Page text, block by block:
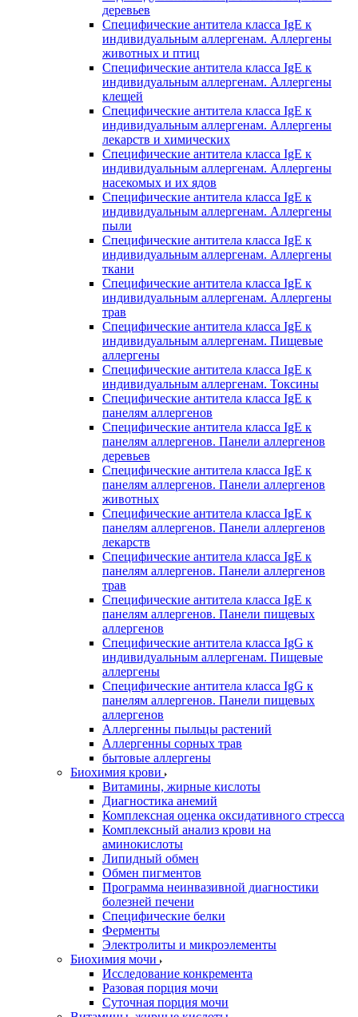
деревьев
Специфические антитела класса IgE к
индивидуальным аллергенам. Аллергены
животных и птиц
Специфические антитела класса IgE к
индивидуальным аллергенам. Аллергены
клещей
Специфические антитела класса IgE к
индивидуальным аллергенам. Аллергены
лекарств и химических
Специфические антитела класса IgE к
индивидуальным аллергенам. Аллергены
насекомых и их ядов
Специфические антитела класса IgE к
индивидуальным аллергенам. Аллергены
пыли
Специфические антитела класса IgE к
индивидуальным аллергенам. Аллергены
ткани
Специфические антитела класса IgE к
индивидуальным аллергенам. Аллергены
трав
Специфические антитела класса IgE к
индивидуальным аллергенам. Пищевые
аллергены
Специфические антитела класса IgE к
индивидуальным аллергенам. Токсины
Специфические антитела класса IgE к
панелям аллергенов
Специфические антитела класса IgE к
панелям аллергенов. Панели аллергенов
деревьев
Специфические антитела класса IgE к
панелям аллергенов. Панели аллергенов
животных
Специфические антитела класса IgE к
панелям аллергенов. Панели аллергенов
лекарств
Специфические антитела класса IgE к
панелям аллергенов. Панели аллергенов
трав
Специфические антитела класса IgE к
панелям аллергенов. Панели пищевых
аллергенов
Специфические антитела класса IgG к
индивидуальным аллергенам. Пищевые
аллергены
Специфические антитела класса IgG к
панелям аллергенов. Панели пищевых
аллергенов
Аллергенны пыльцы растений
Аллергенны сорных трав
бытовые аллергены
Биохимия крови
Витамины, жирные кислоты
Диагностика анемий
Комплексная оценка оксидативного стресса
Комплексный анализ крови на
аминокислоты
Липидный обмен
Обмен пигментов
Программа неинвазивной диагностики
болезней печени
Специфические белки
Ферменты
Электролиты и микроэлементы
Биохимия мочи
Исследование конкремента
Разовая порция мочи
Суточная порция мочи